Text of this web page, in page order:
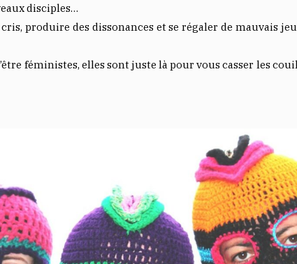
disciples…
produire des dissonances et se régaler de mauvais
féministes, elles sont juste là pour vous casser les